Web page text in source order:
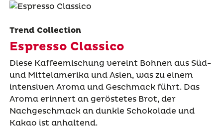
Trend Collection
Espresso Classico
Diese Kaffeemischung vereint Bohnen aus Süd-
und Mittelamerika und Asien, was zu einem
intensiven Aroma und Geschmack führt. Das
Aroma erinnert an geröstetes Brot, der
Nachgeschmack an dunkle Schokolade und
Kakao ist anhaltend.